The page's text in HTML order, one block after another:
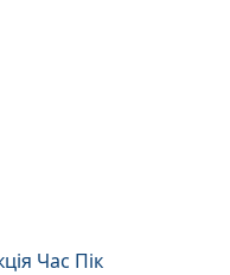
Час Пік